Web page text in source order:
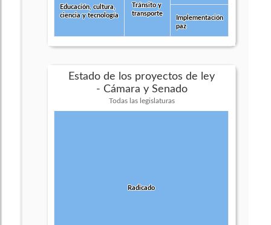
Educación, cultura,
ciencia y tecnología
Educación, cultura,
ciencia y tecnología
Tránsito y
transporte
Tránsito y
transporte
Implementación
paz
Implementación
paz
Estado de los proyectos de ley
- Cámara y Senado
Todas las legislaturas
Radicado
Radicado